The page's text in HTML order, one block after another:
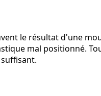
le résultat d'une
mal positionné.